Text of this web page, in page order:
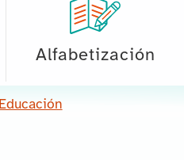
Alfabetización
Educación